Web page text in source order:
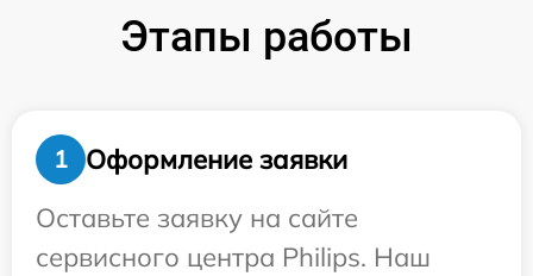
Этапы работы
1
Оформление заявки
Оставьте заявку на сайте
сервисного центра Philips. Наш